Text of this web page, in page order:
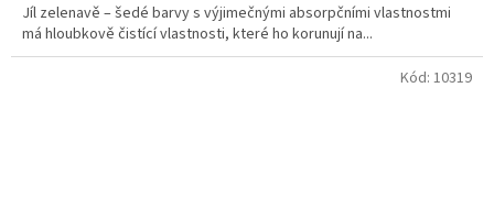
z
5
hvězdiček.
Jíl zelenavě – šedé barvy s výjimečnými absorpčními vlastnostmi
má hloubkově čistící vlastnosti, které ho korunují na...
Kód: 10319